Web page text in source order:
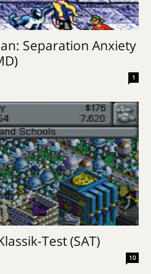
Separation Anxiety
1
Test (SAT)
10